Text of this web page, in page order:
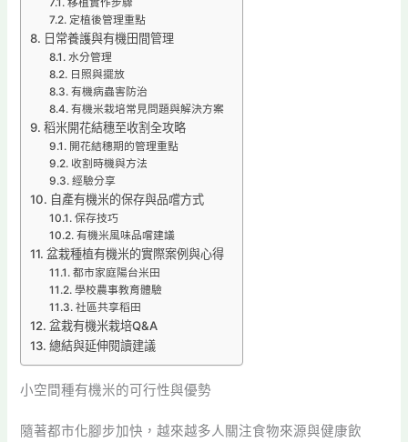
移植實作步驟
定植後管理重點
日常養護與有機田間管理
水分管理
日照與擺放
有機病蟲害防治
有機米栽培常見問題與解決方案
稻米開花結穗至收割全攻略
開花結穗期的管理重點
收割時機與方法
經驗分享
自產有機米的保存與品嚐方式
保存技巧
有機米風味品嚐建議
盆栽種植有機米的實際案例與心得
都市家庭陽台米田
學校農事教育體驗
社區共享稻田
盆栽有機米栽培Q&A
總結與延伸閱讀建議
小空間種有機米的可行性與優勢
隨著都市化腳步加快，越來越多人關注食物來源與健康飲